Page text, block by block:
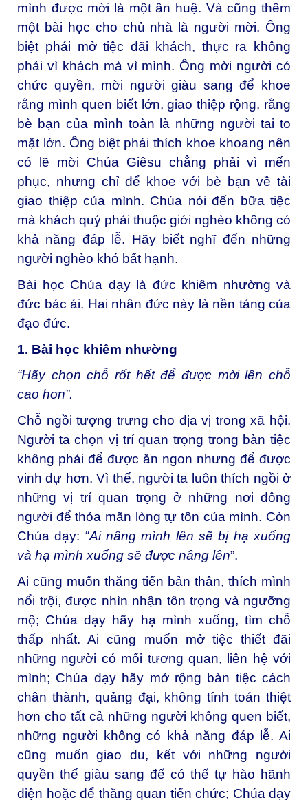
mình được mời là một ân huệ. Và cũng thêm
một bài học cho chủ nhà là người mời. Ông
biệt phái mở tiệc đãi khách, thực ra không
phải vì khách mà vì mình. Ông mời người có
chức quyền, mời người giàu sang để khoe
rằng mình quen biết lớn, giao thiệp rộng, rằng
bè bạn của mình toàn là những người tai to
mặt lớn. Ông biệt phái thích khoe khoang nên
có lẽ mời Chúa Giêsu chẳng phải vì mến
phục, nhưng chỉ để khoe với bè bạn về tài
giao thiệp của mình. Chúa nói đến bữa tiệc
mà khách quý phải thuộc giới nghèo không có
khả năng đáp lễ. Hãy biết nghĩ đến những
người nghèo khó bất hạnh.
Bài học Chúa dạy là đức khiêm nhường và
đức bác ái. Hai nhân đức này là nền tảng của
đạo đức.
1. Bài học khiêm nhường
“Hãy chọn chỗ rốt hết để được mời lên chỗ
cao hơn”.
Chỗ ngồi tượng trưng cho địa vị trong xã hội.
Người ta chọn vị trí quan trọng trong bàn tiệc
không phải để được ăn ngon nhưng để được
vinh dự hơn. Vì thế, người ta luôn thích ngồi ở
những vị trí quan trọng ở những nơi đông
người để thỏa mãn lòng tự tôn của mình. Còn
Chúa dạy: “Ai nâng mình lên sẽ bị hạ xuống
và hạ mình xuống sẽ được nâng lên”.
Ai cũng muốn thăng tiến bản thân, thích mình
nổi trội, được nhìn nhận tôn trọng và ngưỡng
mộ; Chúa dạy hãy hạ mình xuống, tìm chỗ
thấp nhất. Ai cũng muốn mở tiệc thiết đãi
những người có mối tương quan, liên hệ với
mình; Chúa dạy hãy mở rộng bàn tiệc cách
chân thành, quảng đại, không tính toán thiệt
hơn cho tất cả những người không quen biết,
những người không có khả năng đáp lễ. Ai
cũng muốn giao du, kết với những người
quyền thế giàu sang để có thể tự hào hãnh
diện hoặc để thăng quan tiến chức; Chúa dạy